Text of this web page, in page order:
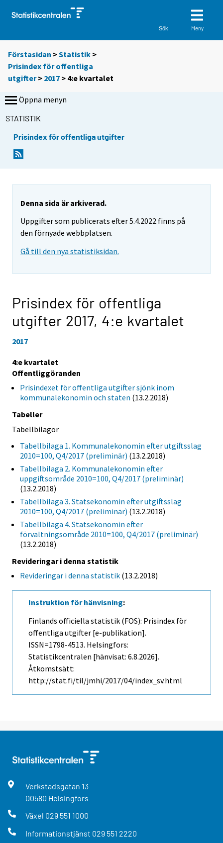
Sök Meny
Förstasidan >Statistik >
Prisindex för offentliga
utgifter> 2017 > 4:e kvartalet
Öppna menyn
STATISTIK
Prisindex för offentliga utgifter
Denna sida är arkiverad.
Uppgifter som publicerats efter 5.4.2022 finns på
den förnyade webbplatsen.
Gå till den nya statistiksidan.
Prisindex för offentliga
utgifter 2017, 4:e kvartalet
2017
4:e kvartalet
Offentliggöranden
Prisindexet för offentliga utgifter sjönk inom
kommunalekonomin och staten (13.2.2018)
Tabeller
Tabellbilagor
Tabellbilaga 1. Kommunalekonomin efter utgiftsslag
2010=100, Q4/2017 (preliminär) (13.2.2018)
Tabellbilaga 2. Kommunalekonomin efter
uppgiftsområde 2010=100, Q4/2017 (preliminär)
(13.2.2018)
Tabellbilaga 3. Statsekonomin efter utgiftsslag
2010=100, Q4/2017 (preliminär) (13.2.2018)
Tabellbilaga 4. Statsekonomin efter
förvaltningsområde 2010=100, Q4/2017 (preliminär)
(13.2.2018)
Revideringar i denna statistik
Revideringar i denna statistik (13.2.2018)
Instruktion för hänvisning:
Finlands officiella statistik (FOS): Prisindex för
offentliga utgifter [e-publikation].
ISSN=1798-4513. Helsingfors:
Statistikcentralen [hänvisat: 6.8.2026].
Åtkomstsätt:
http://stat.fi/til/jmhi/2017/04/index_sv.html
Verkstadsgatan 13
00580 Helsingfors
Växel 029 551 1000
Informationstjänst 029 551 2220